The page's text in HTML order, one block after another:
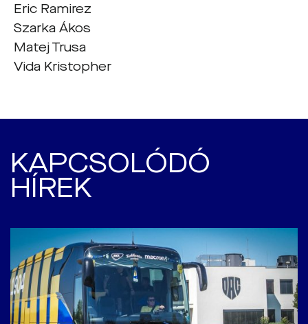
Eric Ramirez
Szarka Ákos
Matej Trusa
Vida Kristopher
KAPCSOLÓDÓ
HÍREK